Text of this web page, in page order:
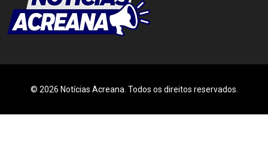
© 2026 Notícias Acreana. Todos os direitos reservados.